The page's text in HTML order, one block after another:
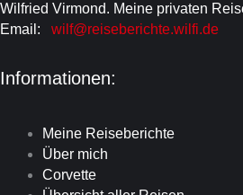
Wilfried Virmond. Meine privaten
Email:
wilf@reiseberichte.wilfi.de
Informationen:
Meine Reiseberichte
Über mich
Corvette